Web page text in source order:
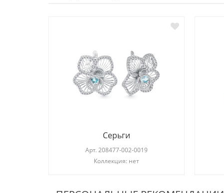
Серьги
Арт. 208477-002-0019
Коллекция: нет